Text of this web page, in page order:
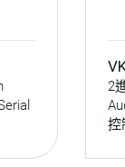
2
控